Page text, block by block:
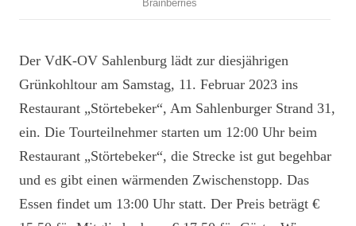
Der VdK-OV Sahlenburg lädt zur diesjährigen
Grünkohltour am Samstag, 11. Februar 2023 ins
Restaurant „Störtebeker“, Am Sahlenburger Strand 31,
ein. Die Tourteilnehmer starten um 12:00 Uhr beim
Restaurant „Störtebeker“, die Strecke ist gut begehbar
und es gibt einen wärmenden Zwischenstopp. Das
Essen findet um 13:00 Uhr statt. Der Preis beträgt €